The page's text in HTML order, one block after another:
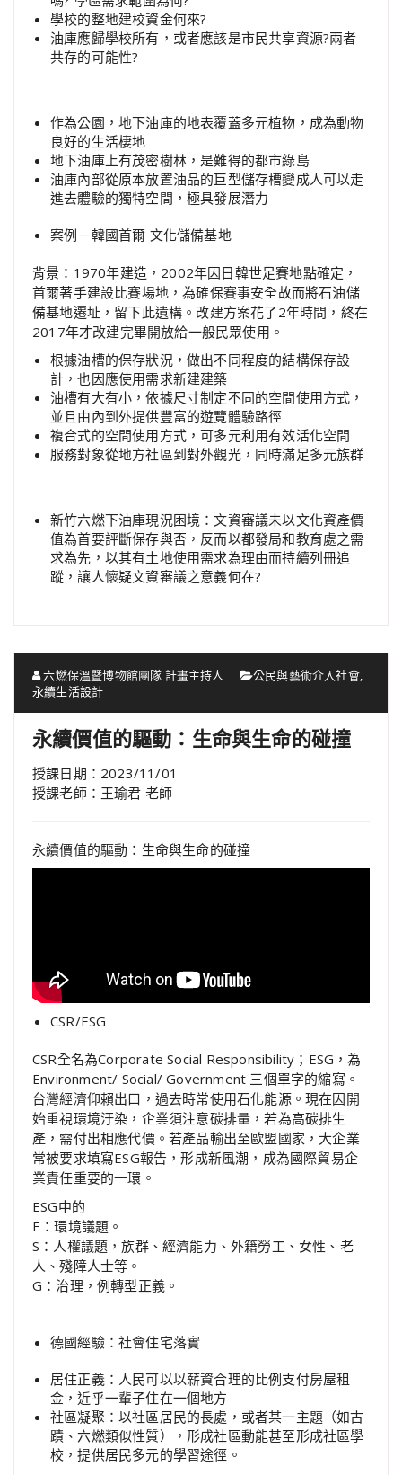
學校的整地建校資金何來?
油庫應歸學校所有，或者應該是市民共享資源?兩者
共存的可能性?
作為公園，地下油庫的地表覆蓋多元植物，成為動物
良好的生活棲地
地下油庫上有茂密樹林，是難得的都市綠島
油庫內部從原本放置油品的巨型儲存槽變成人可以走
進去體驗的獨特空間，極具發展潛力
案例－韓國首爾 文化儲備基地
背景：1970年建造，2002年因日韓世足賽地點確定，
首爾著手建設比賽場地，為確保賽事安全故而將石油儲
備基地遷址，留下此遺構。改建方案花了2年時間，終在
2017年才改建完畢開放給一般民眾使用。
根據油槽的保存狀況，做出不同程度的結構保存設
計，也因應使用需求新建建築
油槽有大有小，依據尺寸制定不同的空間使用方式，
並且由內到外提供豐富的遊覽體驗路徑
複合式的空間使用方式，可多元利用有效活化空間
服務對象從地方社區到對外觀光，同時滿足多元族群
新竹六燃下油庫現況困境：文資審議未以文化資產價
值為首要評斷保存與否，反而以都發局和教育處之需
求為先，以其有土地使用需求為理由而持續列冊追
蹤，讓人懷疑文資審議之意義何在?
六燃保溫暨博物館團隊 計畫主持人 公民與藝術介入社會,
永續生活設計
永續價值的驅動：生命與生命的碰撞
授課日期：2023/11/01
授課老師：王瑜君 老師
永續價值的驅動：生命與生命的碰撞
CSR/ESG
CSR全名為Corporate Social Responsibility；ESG，為
Environment/ Social/ Government 三個單字的縮寫。
台灣經濟仰賴出口，過去時常使用石化能源。現在因開
始重視環境汙染，企業須注意碳排量，若為高碳排生
產，需付出相應代價。若產品輸出至歐盟國家，大企業
常被要求填寫ESG報告，形成新風潮，成為國際貿易企
業責任重要的一環。
ESG中的
E：環境議題。
S：人權議題，族群、經濟能力、外籍勞工、女性、老
人、殘障人士等。
G：治理，例轉型正義。
德國經驗：社會住宅落實
居住正義：人民可以以薪資合理的比例支付房屋租
金，近乎一輩子住在一個地方
社區凝聚：以社區居民的長處，或者某一主題（如古
蹟、六燃類似性質），形成社區動能甚至形成社區學
校，提供居民多元的學習途徑。